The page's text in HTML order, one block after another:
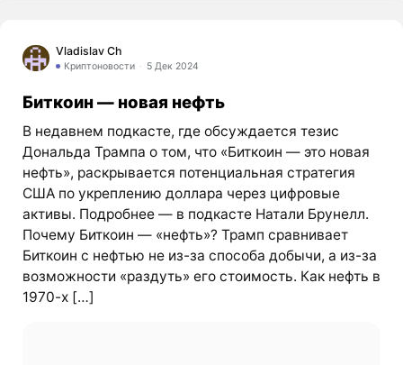
Vladislav Ch
Криптоновости 5 Дек 2024
Биткоин — новая нефть
В недавнем подкасте, где обсуждается тезис
Дональда Трампа о том, что «Биткоин — это новая
нефть», раскрывается потенциальная стратегия
США по укреплению доллара через цифровые
активы. Подробнее — в подкасте Натали Брунелл.
Почему Биткоин — «нефть»? Трамп сравнивает
Биткоин с нефтью не из-за способа добычи, а из-за
возможности «раздуть» его стоимость. Как нефть в
1970-х […]